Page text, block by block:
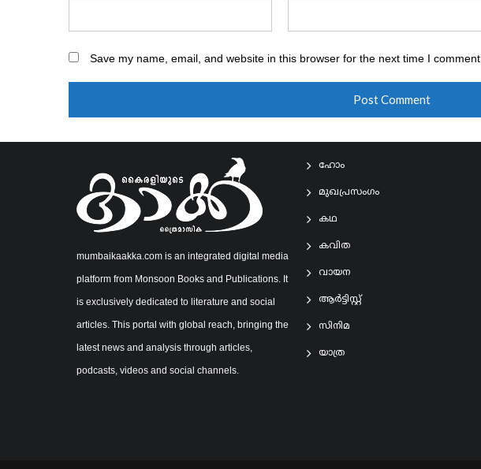
Save my name, email, and website in this browser for the next time I comment.
mumbaikaakka.com is an integrated digital media
platform from Monsoon Books and Publications. It
is exclusively dedicated to literature and social
articles. This portal with global reach, bringing the
latest news and analysis through articles,
podcasts, videos and social channels.
ഹോം
മുഖപ്രസംഗം
കഥ
കവിത
വായന
ആര്‍ട്ടിസ്റ്റ്
സിനിമ
യാത്ര